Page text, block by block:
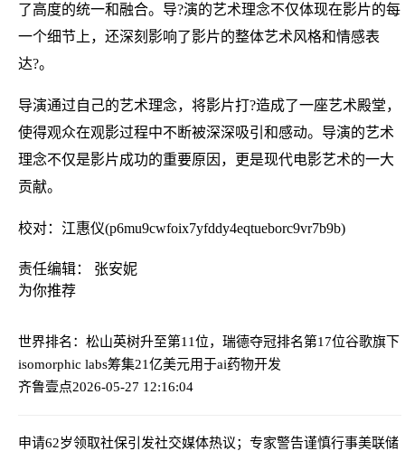
了高度的统一和融合。导?演的艺术理念不仅体现在影片的每
一个细节上，还深刻影响了影片的整体艺术风格和情感表
达?。
导演通过自己的艺术理念，将影片打?造成了一座艺术殿堂，
使得观众在观影过程中不断被深深吸引和感动。导演的艺术
理念不仅是影片成功的重要原因，更是现代电影艺术的一大
贡献。
校对：江惠仪(p6mu9cwfoix7yfddy4eqtueborc9vr7b9b)
责任编辑： 张安妮
为你推荐
世界排名：松山英树升至第11位，瑞德夺冠排名第17位谷歌旗下
isomorphic labs筹集21亿美元用于ai药物开发
齐鲁壹点2026-05-27 12:16:04
申请62岁领取社保引发社交媒体热议；专家警告谨慎行事美联储